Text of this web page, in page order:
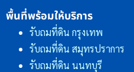
พื้นที่พร้อมให้บริการ
รับถมที่ดิน กรุงเทพ
รับถมที่ดิน สมุทรปราการ
รับถมที่ดิน นนทบุรี